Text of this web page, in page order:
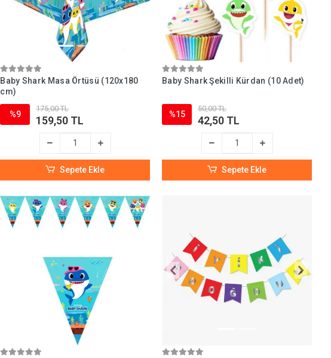
Baby Shark Masa Örtüsü (120x180
cm)
%9
175,00 TL
159,50 TL
Sepete Ekle
Baby Shark Şekilli Kürdan (10 Adet)
%15
50,00 TL
42,50 TL
Sepete Ekle